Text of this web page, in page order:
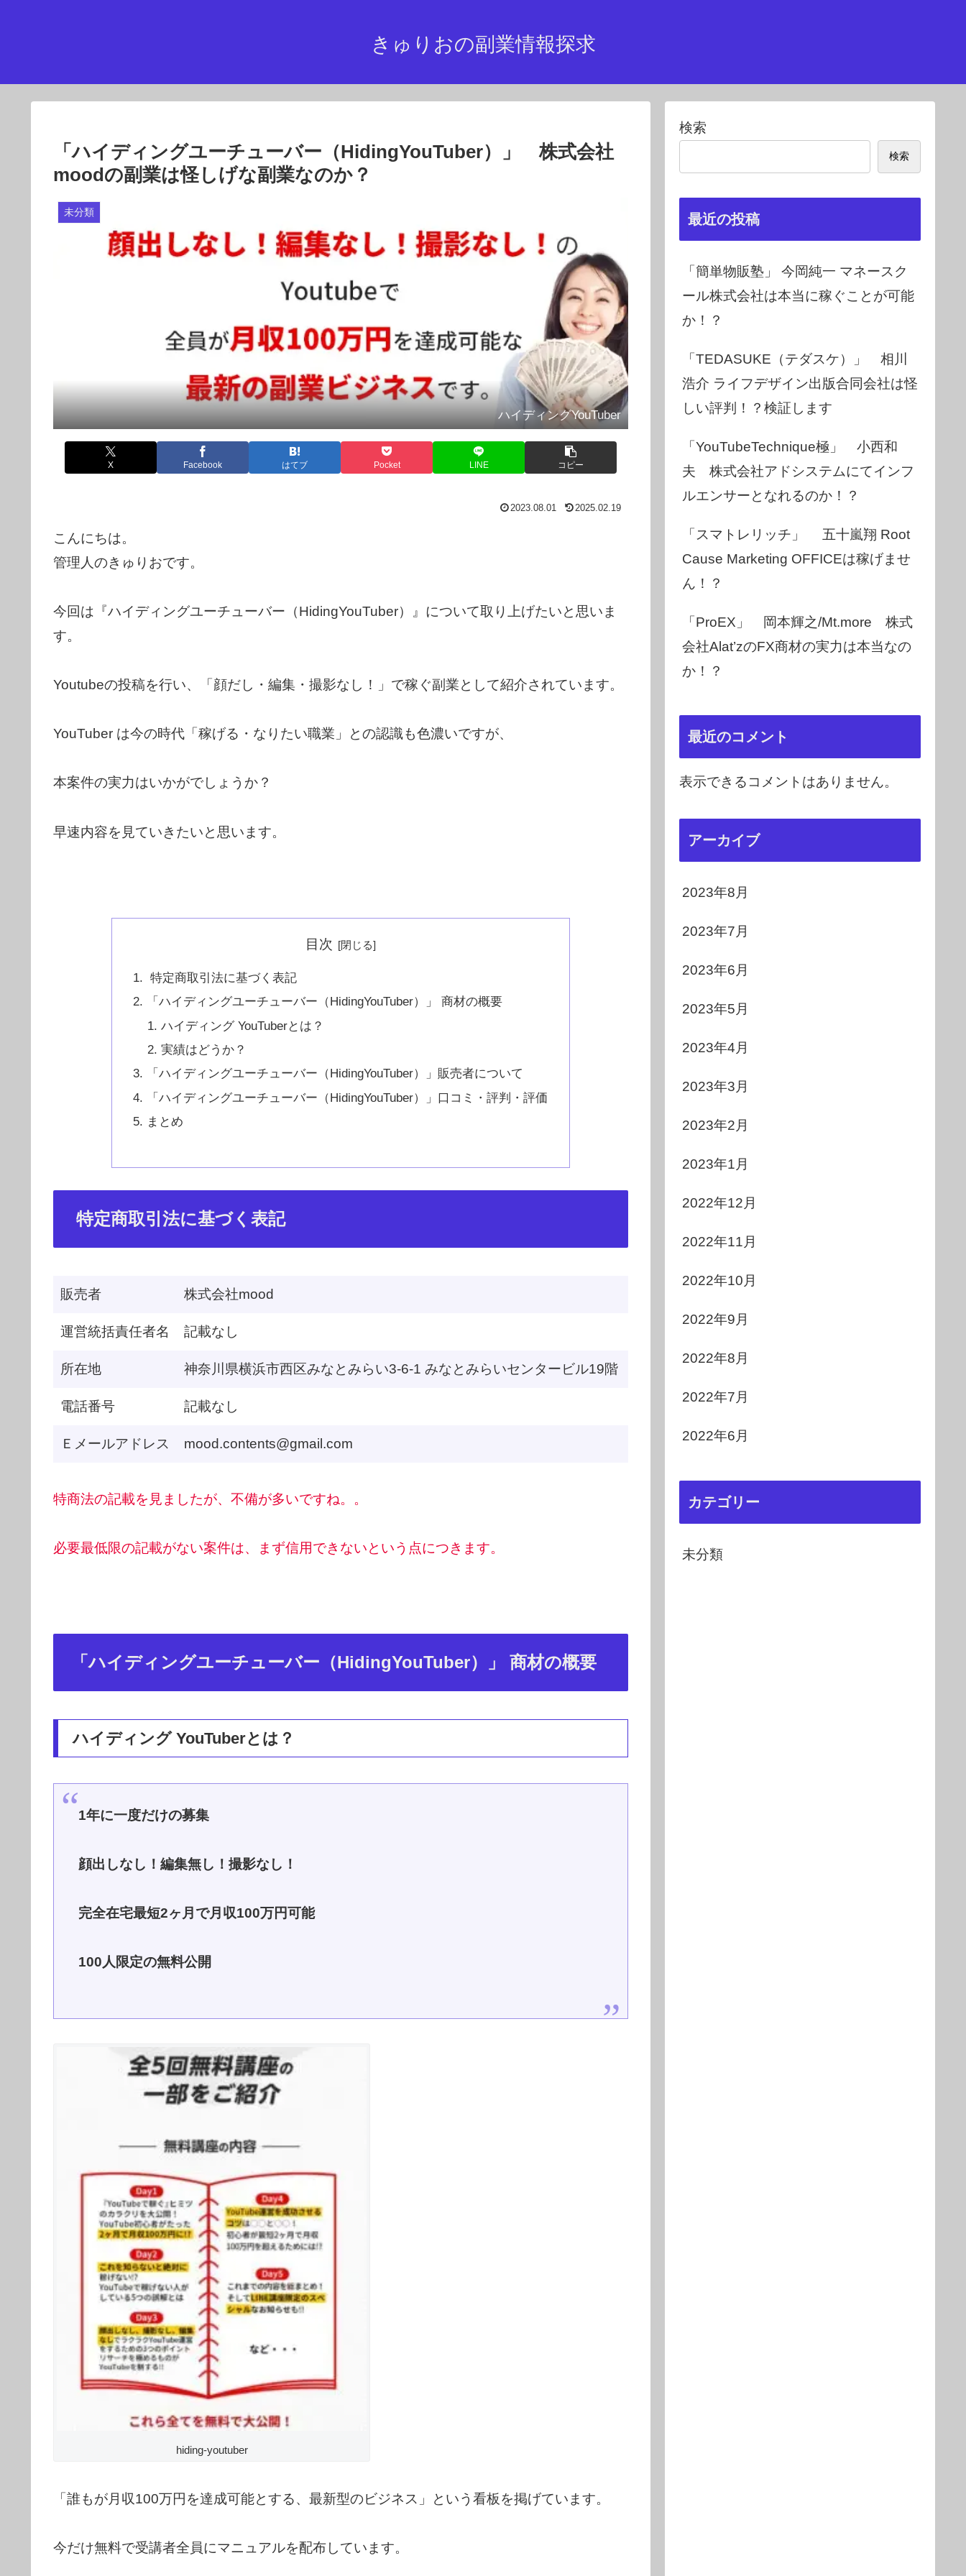
きゅりおの副業情報探求
「ハイディングユーチューバー（HidingYouTuber）」 株式会社
moodの副業は怪しげな副業なのか？
未分類
ハイディングYouTuber
X Facebook はてブ Pocket LINE コピー
2023.08.01 2025.02.19
こんにちは。
管理人のきゅりおです。
今回は『ハイディングユーチューバー（HidingYouTuber）』について取り上げたいと思いま
す。
Youtubeの投稿を行い、「顔だし・編集・撮影なし！」で稼ぐ副業として紹介されています。
YouTuber は今の時代「稼げる・なりたい職業」との認識も色濃いですが、
本案件の実力はいかがでしょうか？
早速内容を見ていきたいと思います。
目次
特定商取引法に基づく表記
「ハイディングユーチューバー（HidingYouTuber）」 商材の概要
ハイディング YouTuberとは？
実績はどうか？
「ハイディングユーチューバー（HidingYouTuber）」販売者について
「ハイディングユーチューバー（HidingYouTuber）」口コミ・評判・評価
まとめ
特定商取引法に基づく表記
販売者 株式会社mood
運営統括責任者名 記載なし
所在地 神奈川県横浜市西区みなとみらい3-6-1 みなとみらいセンタービル19階
電話番号 記載なし
Ｅメールアドレス mood.contents@gmail.com
特商法の記載を見ましたが、不備が多いですね。。
必要最低限の記載がない案件は、まず信用できないという点につきます。
「ハイディングユーチューバー（HidingYouTuber）」 商材の概要
ハイディング YouTuberとは？
1年に一度だけの募集
顔出しなし！編集無し！撮影なし！
完全在宅最短2ヶ月で月収100万円可能
100人限定の無料公開
hiding-youtuber
「誰もが月収100万円を達成可能とする、最新型のビジネス」という看板を掲げています。
今だけ無料で受講者全員にマニュアルを配布しています。
検索
検索
最近の投稿
「簡単物販塾」 今岡純一 マネースク
ール株式会社は本当に稼ぐことが可能
か！？
「TEDASUKE（テダスケ）」 相川
浩介 ライフデザイン出版合同会社は怪
しい評判！？検証します
「YouTubeTechnique極」 小西和
夫 株式会社アドシステムにてインフ
ルエンサーとなれるのか！？
「スマトレリッチ」 五十嵐翔 Root
Cause Marketing OFFICEは稼げませ
ん！？
「ProEX」 岡本輝之/Mt.more 株式
会社Alat’zのFX商材の実力は本当なの
か！？
最近のコメント
表示できるコメントはありません。
アーカイブ
2023年8月
2023年7月
2023年6月
2023年5月
2023年4月
2023年3月
2023年2月
2023年1月
2022年12月
2022年11月
2022年10月
2022年9月
2022年8月
2022年7月
2022年6月
カテゴリー
未分類